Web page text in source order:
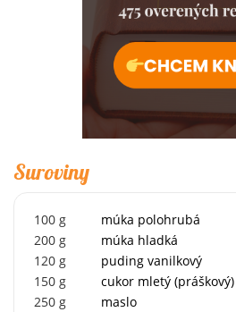
Suroviny
100 g
múka polohrubá
200 g
múka hladká
120 g
puding vanilkový
150 g
cukor mletý (práškový)
250 g
maslo